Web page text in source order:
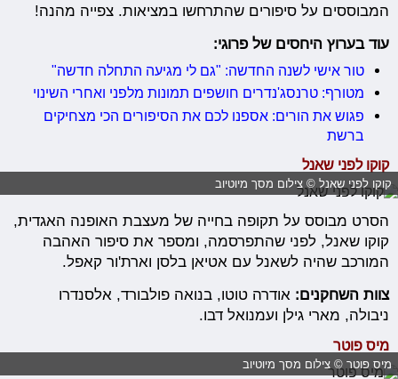
המבוססים על סיפורים שהתרחשו במציאות. צפייה מהנה!
עוד בערוץ היחסים של פרוגי:
טור אישי לשנה החדשה: "גם לי מגיעה התחלה חדשה"
מטורף: טרנסג'נדרים חושפים תמונות מלפני ואחרי השינוי
פגוש את הורים: אספנו לכם את הסיפורים הכי מצחיקים
ברשת
קוקו לפני שאנל
קוקו לפני שאנל © צילום מסך מיוטיוב
הסרט מבוסס על תקופה בחייה של מעצבת האופנה האגדית,
קוקו שאנל, לפני שהתפרסמה, ומספר את סיפור האהבה
המורכב שהיה לשאנל עם אטיאן בלסן וארת'ור קאפל.
צוות השחקנים: אודרה טוטו, בנואה פולבורד, אלסנדרו
ניבולה, מארי גילן ועמנואל דבו.
מיס פוטר
מיס פוטר © צילום מסך מיוטיוב